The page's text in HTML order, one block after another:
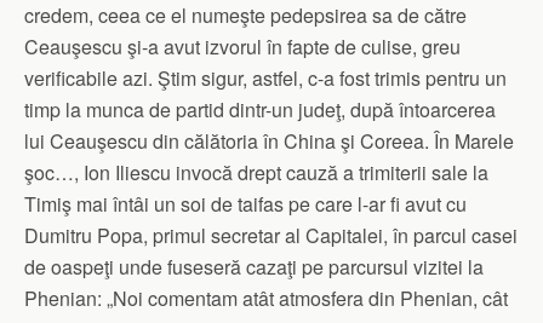
credem, ceea ce el numeşte pedepsirea sa de către
Ceauşescu şi-a avut izvorul în fapte de culise, greu
verificabile azi. Ştim sigur, astfel, c-a fost trimis pentru un
timp la munca de partid dintr-un judeţ, după întoarcerea
lui Ceauşescu din călătoria în China şi Coreea. În Marele
şoc…, Ion Iliescu invocă drept cauză a trimiterii sale la
Timiş mai întâi un soi de taifas pe care l-ar fi avut cu
Dumitru Popa, primul secretar al Capitalei, în parcul casei
de oaspeţi unde fuseseră cazaţi pe parcursul vizitei la
Phenian: „Noi comentam atât atmosfera din Phenian, cât